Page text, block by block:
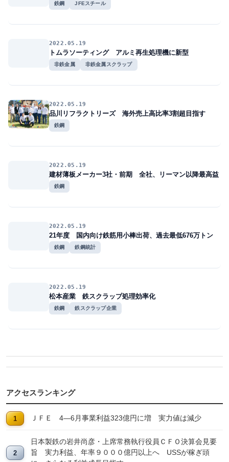
鉄鋼 JFEスチール
2022.05.19
トムラソーティング アルミ再生処理機に新型
非鉄金属 非鉄金属スクラップ
2022.05.19
品川リフラクトリーズ 海外売上高比率3割超目指す
鉄鋼
2022.05.19
建材薄板メーカー3社・前期 全社、リーマン以降最高益
鉄鋼
2022.05.19
21年度 国内向け鉄筋用小棒出荷、過去最低676万トン
鉄鋼 鉄鋼統計
2022.05.19
松本産業 鉄スクラップ処理効率化
鉄鋼 鉄スクラップ企業
アクセスランキング
ＪＦＥ 4―6月事業利益323億円に増 実力値は減少
日本製鉄の岩井尚彦・上席常務執行役員ＣＦＯ決算会見要
旨 実力利益、年率９０００億円以上へ USSが稼ぎ頭